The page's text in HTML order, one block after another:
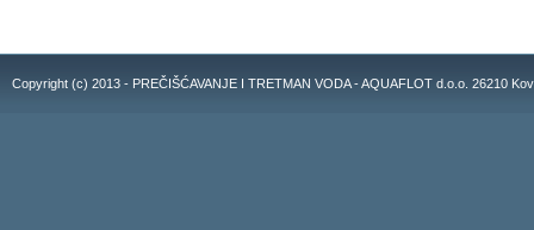
Copyright (c) 2013 - PREČIŠĆAVANJE I TRETMAN VODA - AQUAFLOT d.o.o. 26210